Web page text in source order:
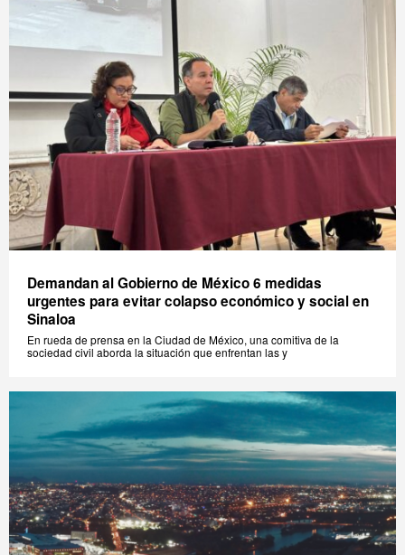
Demandan al Gobierno de México 6 medidas
urgentes para evitar colapso económico y social en
Sinaloa
En rueda de prensa en la Ciudad de México, una comitiva de la
sociedad civil aborda la situación que enfrentan las y